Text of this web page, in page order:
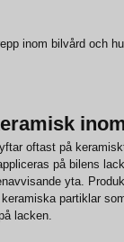
inom bilvård och
oftast på
på bilens
yta.
partiklar
lacken.